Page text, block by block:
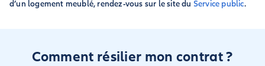
d’un logement meublé, rendez-vous sur le site du Service public.
Comment résilier mon contrat ?